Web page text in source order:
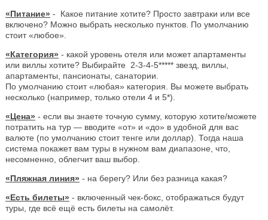
«Питание» - Какое питание хотите? Просто завтраки или все
включено? Можно выбрать несколько пунктов. По умолчанию
стоит «любое».
«Категория» - какой уровень отеля или может апартаменты
или виллы хотите? Выбирайте 2-3-4-5***** звезд, виллы,
апартаменты, пансионаты, санатории.
По умолчанию стоит «любая» категория. Вы можете выбрать
несколько (например, только отели 4 и 5*).
«Цена» - если вы знаете точную сумму, которую хотите/можете
потратить на тур — вводите «от» и «до» в удобной для вас
валюте (по умолчанию стоит тенге или доллар). Тогда наша
система покажет вам туры в нужном вам диапазоне, что,
несомненно, облегчит ваш выбор.
«Пляжная линия» - на берегу? Или без разница какая?
«Есть билеты» - включенный чек-бокс, отображаться будут
туры, где всё ещё есть билеты на самолёт.